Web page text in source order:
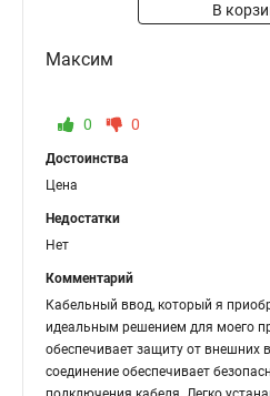
В
Максим
0 0
Достоинства
Цена
Недостатки
Нет
Комментарий
Кабельный ввод, который я
идеальным решением для моего
обеспечивает защиту от внешних
соединение обеспечивает